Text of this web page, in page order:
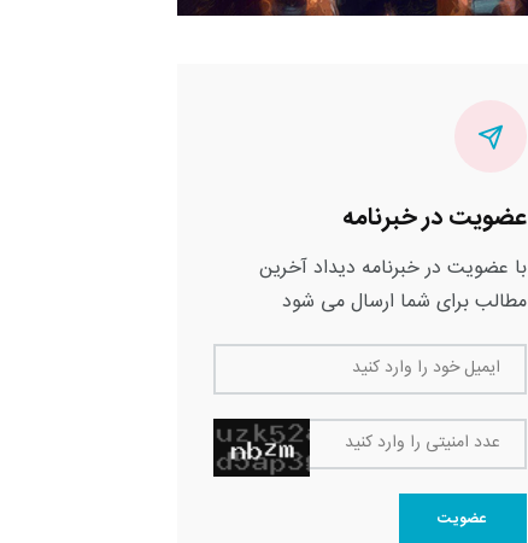
عضویت در خبرنامه
با عضویت در خبرنامه دیداد آخرین
مطالب برای شما ارسال می شود
ایمیل خود را وارد کنید
عدد امنیتی را وارد کنید
عضویت